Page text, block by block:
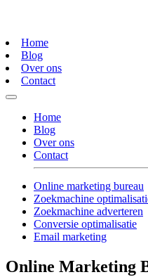
Home
Blog
Over ons
Contact
Home
Blog
Over ons
Contact
Online marketing bureau
Zoekmachine
Zoekmachine adverteren
Conversie optimalisatie
Email marketing
Online Marketing